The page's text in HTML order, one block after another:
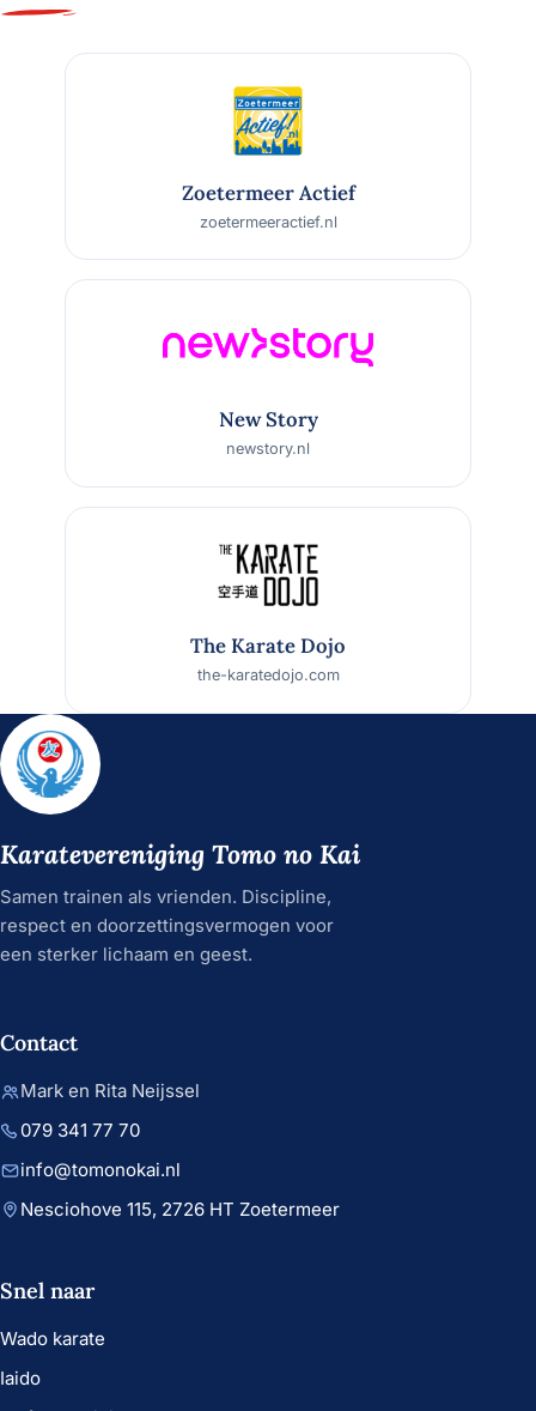
Zoetermeer Actief
zoetermeeractief.nl
New Story
newstory.nl
The Karate Dojo
the-karatedojo.com
Karatevereniging Tomo no Kai
Samen trainen als vrienden. Discipline,
respect en doorzettingsvermogen voor
een sterker lichaam en geest.
Contact
Mark en Rita Neijssel
079 341 77 70
info@tomonokai.nl
Nesciohove 115, 2726 HT Zoetermeer
Snel naar
Wado karate
Iaido